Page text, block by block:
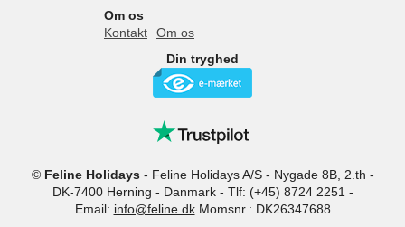
Om os
Kontakt
Om os
Din tryghed
© Feline Holidays- Feline Holidays A/S- Nygade 8B, 2.th -
DK-7400 Herning - Danmark - Tlf: (+45) 8724 2251 -
Email: info@feline.dk Momsnr.: DK26347688